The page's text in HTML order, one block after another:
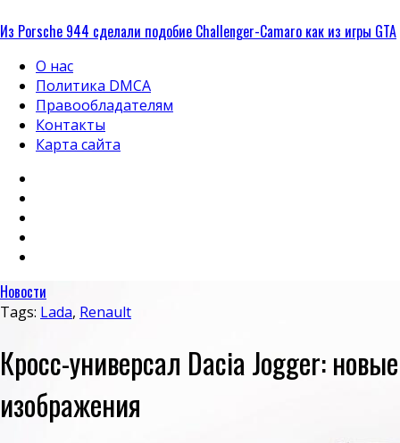
Из Porsche 944 сделали подобие Challenger-Camaro как из игры GTA
О нас
Политика DMCA
Правообладателям
Контакты
Карта сайта
Новости
Tags: Lada, Renault
Кросс-универсал Dacia Jogger: новые
изображения